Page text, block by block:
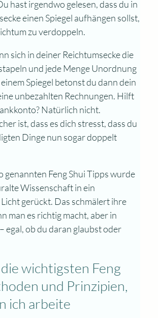
hast irgendwo gelesen, dass du in
einen Spiegel aufhängen sollst,
zu verdoppeln.
sich in deiner Reichtumsecke die
und jede Menge Unordnung
Spiegel betonst du dann dein
unbezahlten Rechnungen. Hilft
Natürlich nicht.
ist, dass es dich stresst, dass du
Dinge nun sogar doppelt
genannten Feng Shui Tipps wurde
Wissenschaft in ein
gerückt. Das schmälert ihre
man es richtig macht, aber in
egal, ob du daran glaubst oder
wichtigsten Feng
und Prinzipien,
ich arbeite